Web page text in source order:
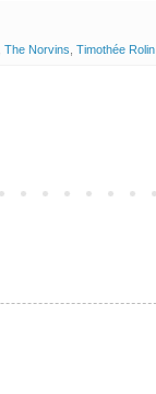
The Norvins Timothée Rolin